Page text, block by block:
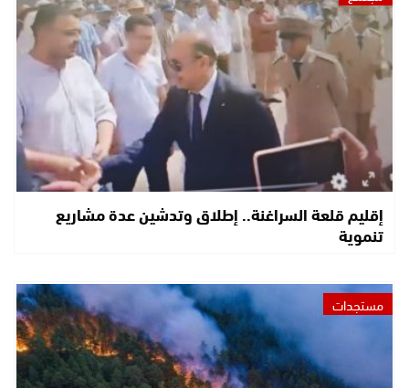
إقليم قلعة السراغنة.. إطلاق وتدشين عدة مشاريع
تنموية
مستجدات